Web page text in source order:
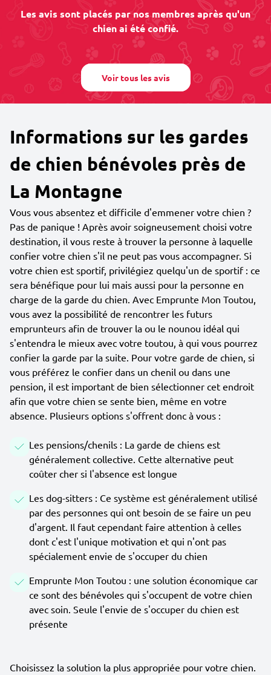
Les avis sont placés par nos membres après qu'un
chien ai été confié.
Voir tous les avis
Informations sur les gardes
de chien bénévoles près de
La Montagne
Vous vous absentez et difficile d'emmener votre chien ?
Pas de panique ! Après avoir soigneusement choisi votre
destination, il vous reste à trouver la personne à laquelle
confier votre chien s'il ne peut pas vous accompagner. Si
votre chien est sportif, privilégiez quelqu'un de sportif : ce
sera bénéfique pour lui mais aussi pour la personne en
charge de la garde du chien. Avec Emprunte Mon Toutou,
vous avez la possibilité de rencontrer les futurs
emprunteurs afin de trouver la ou le nounou idéal qui
s'entendra le mieux avec votre toutou, à qui vous pourrez
confier la garde par la suite. Pour votre garde de chien, si
vous préférez le confier dans un chenil ou dans une
pension, il est important de bien sélectionner cet endroit
afin que votre chien se sente bien, même en votre
absence. Plusieurs options s'offrent donc à vous :
Les pensions/chenils : La garde de chiens est
généralement collective. Cette alternative peut
coûter cher si l'absence est longue
Les dog-sitters : Ce système est généralement utilisé
par des personnes qui ont besoin de se faire un peu
d'argent. Il faut cependant faire attention à celles
dont c'est l'unique motivation et qui n'ont pas
spécialement envie de s'occuper du chien
Emprunte Mon Toutou : une solution économique car
ce sont des bénévoles qui s'occupent de votre chien
avec soin. Seule l'envie de s'occuper du chien est
présente
Choisissez la solution la plus appropriée pour votre chien.